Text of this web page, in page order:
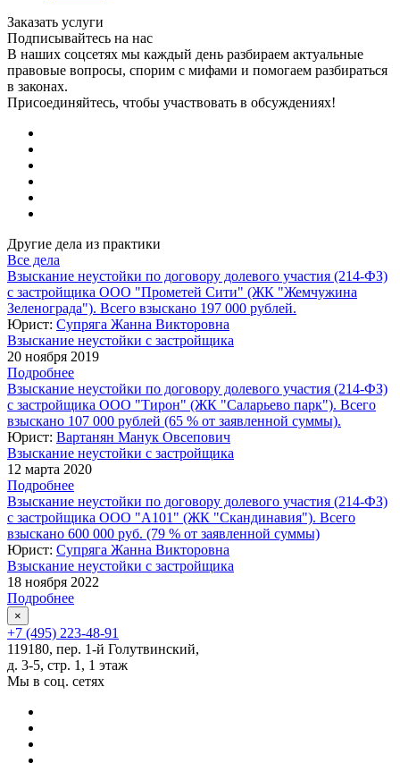
Заказать услуги
Подписывайтесь на нас
В наших соцсетях мы каждый день разбираем актуальные
правовые вопросы, спорим с мифами и помогаем разбираться
в законах.
Присоединяйтесь, чтобы участвовать в обсуждениях!
Другие дела из практики
Все дела
Взыскание неустойки по договору долевого участия (214-ФЗ)
с застройщика ООО "Прометей Сити" (ЖК "Жемчужина
Зеленограда"). Всего взыскано 197 000 рублей.
Юрист: Супряга Жанна Викторовна
Взыскание неустойки с застройщика
20 ноября 2019
Подробнее
Взыскание неустойки по договору долевого участия (214-ФЗ)
с застройщика ООО "Тирон" (ЖК "Саларьево парк"). Всего
взыскано 107 000 рублей (65 % от заявленной суммы).
Юрист: Вартанян Манук Овсепович
Взыскание неустойки с застройщика
12 марта 2020
Подробнее
Взыскание неустойки по договору долевого участия (214-ФЗ)
с застройщика ООО "А101" (ЖК "Скандинавия"). Всего
взыскано 600 000 руб. (79 % от заявленной суммы)
Юрист: Супряга Жанна Викторовна
Взыскание неустойки с застройщика
18 ноября 2022
Подробнее
×
+7 (495) 223-48-91
119180, пер. 1-й Голутвинский,
д. 3-5, стр. 1, 1 этаж
Мы в соц. сетях